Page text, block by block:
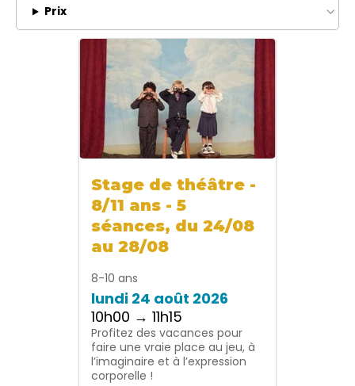
Prix
Stage de théâtre -
8/11 ans - 5
séances, du 24/08
au 28/08
8-10 ans
lundi 24 août 2026
10h00 → 11h15
Profitez des vacances pour
faire une vraie place au jeu, à
l’imaginaire et à l’expression
corporelle !